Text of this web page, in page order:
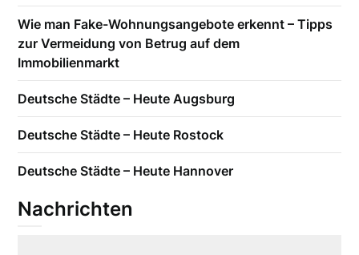
Wie man Fake-Wohnungsangebote erkennt – Tipps
zur Vermeidung von Betrug auf dem
Immobilienmarkt
Deutsche Städte – Heute Augsburg
Deutsche Städte – Heute Rostock
Deutsche Städte – Heute Hannover
Nachrichten